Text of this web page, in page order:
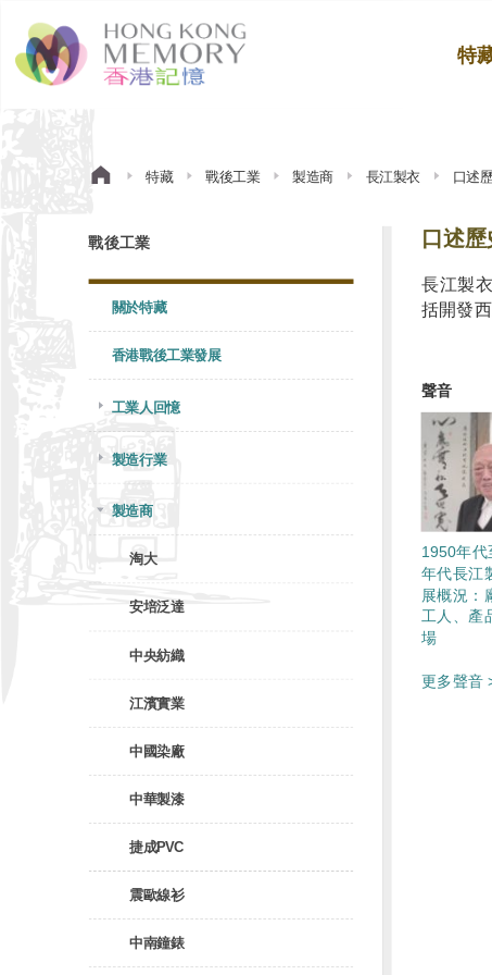
特
特藏 戰後工業 製造商 長江製衣 口述
戰後工業
關於特藏
香港戰後工業發展
工業人回憶
製造行業
製造商
淘大
安培泛達
中央紡織
江濱實業
中國染廠
中華製漆
捷成PVC
震歐線衫
中南鐘錶
口述歷
長江製
括開發
聲音
1950年代
年代長江
展概況：
工人、產
場
更多聲音